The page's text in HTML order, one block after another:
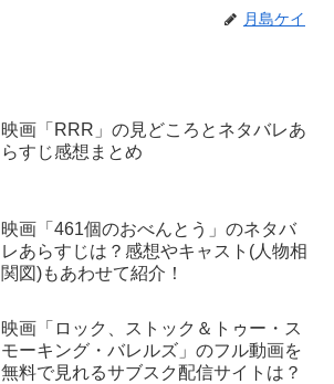
月島ケイ
映画「RRR」の見どころとネタバレあ
らすじ感想まとめ
映画「461個のおべんとう」のネタバ
レあらすじは？感想やキャスト(人物相
関図)もあわせて紹介！
映画「ロック、ストック＆トゥー・ス
モーキング・バレルズ」のフル動画を
無料で見れるサブスク配信サイトは？